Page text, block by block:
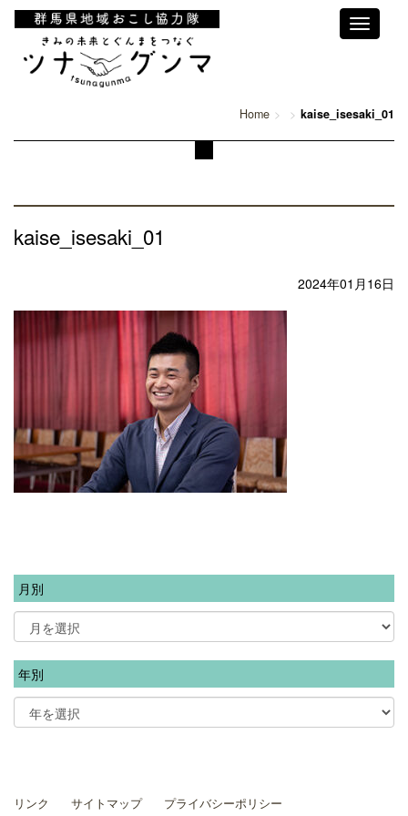
Toggle
Home kaise_isesaki_01
kaise_isesaki_01
2024年01月16日
月別
年別
リンク サイトマップ プライバシーポリシー